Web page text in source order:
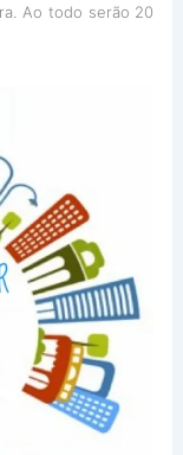
Ao todo serão 20